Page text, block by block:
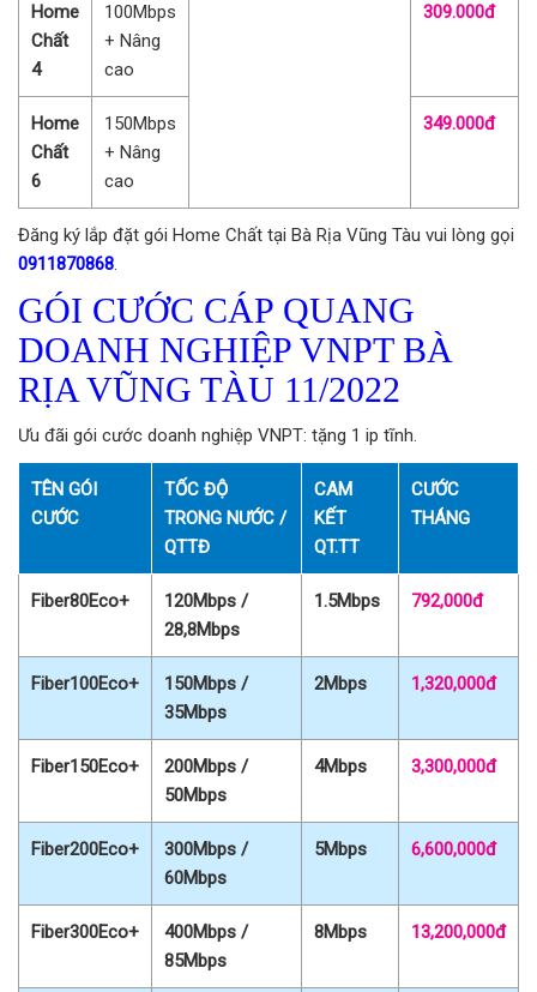
Home
Chất
4
100Mbps
+ Nâng
cao
309.000đ
Home
Chất
6
150Mbps
+ Nâng
cao
349.000đ
Đăng ký lắp đặt gói Home Chất tại Bà Rịa Vũng Tàu vui lòng gọi
0911870868.
GÓI CƯỚC CÁP QUANG
DOANH NGHIỆP VNPT BÀ
RỊA VŨNG TÀU 11/2022
Ưu đãi gói cước doanh nghiệp VNPT: tặng 1 ip tĩnh.
TÊN GÓI
CƯỚC
TỐC ĐỘ
TRONG NƯỚC /
QTTĐ
CAM
KẾT
QT.TT
CƯỚC
THÁNG
Fiber80Eco+
120Mbps /
28,8Mbps
1.5Mbps 792,000đ
Fiber100Eco+
150Mbps /
35Mbps
2Mbps 1,320,000đ
Fiber150Eco+
200Mbps /
50Mbps
4Mbps 3,300,000đ
Fiber200Eco+
300Mbps /
60Mbps
5Mbps 6,600,000đ
Fiber300Eco+
400Mbps /
85Mbps
8Mbps 13,200,000đ